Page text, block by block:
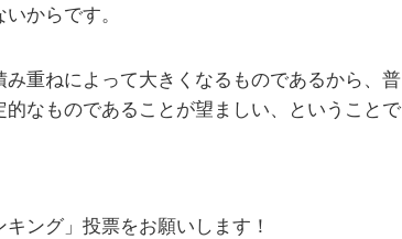
からです。
重ねによって大きくなるものであるから、普
なものであることが望ましい、ということで
ング」投票をお願いします！